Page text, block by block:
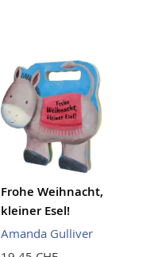
Frohe Weihnacht,
kleiner Esel!
Amanda Gulliver